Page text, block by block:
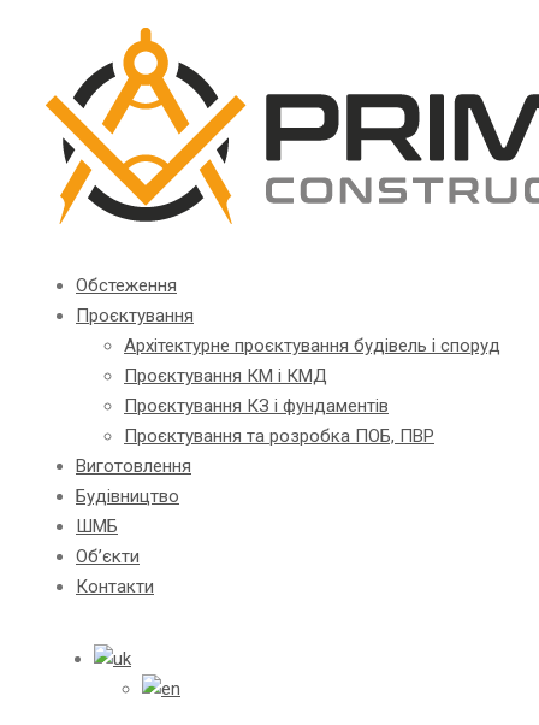
Обстеження
Проєктування
Архітектурне проєктування будівель і споруд
Проєктування КМ і КМД
Проєктування КЗ і фундаментів
Проєктування та розробка ПОБ, ПВР
Виготовлення
Будівництво
ШМБ
Об’єкти
Контакти